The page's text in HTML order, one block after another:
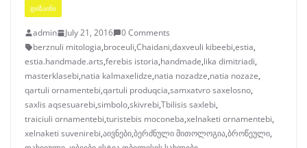
ᲓᲘᲖᲐᲘᲜᲘ
admin July 21, 2016
0 Comments
berznuli mitologia,broceuli,Chaidani,daxveuli kibeebi,estia,
estia.handmade.arts,ferebis istoria,handmade,lika dimitriadi,
masterklasebi,natia kalmaxelidze,natia nozadze,natia nozaze,
qartuli ornamentebi,qartuli produqcia,samxatvro saxelosno,
saxlis aqsesuarebi,simbolo,skivrebi,Tbilisis saxlebi,
traiciuli ornamentebi,turistebis moconeba,xelnaketi ornamentebi,
xelnaketi suvenirebi,აივნები,ბერძნული მითოლოგია,ბროწეული,